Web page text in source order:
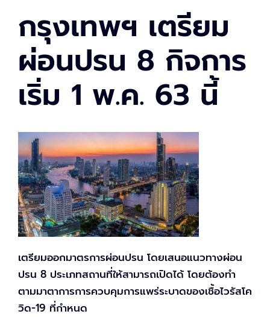
กรุงเทพฯ เตรียม
ผ่อนปรน 8 กิจการ
เริ่ม 1 พ.ค. 63 นี้
เตรียมออกมาตรการผ่อนปรน โดยเสนอแนวทางผ่อน
ปรน 8 ประเภทสถานที่ให้สามารถเปิดได้ โดยต้องทำ
ตามมาตาการการควบคุมการแพร่ระบาดของเชื้อไวรัสโค
วิด-19 ที่กำหนด